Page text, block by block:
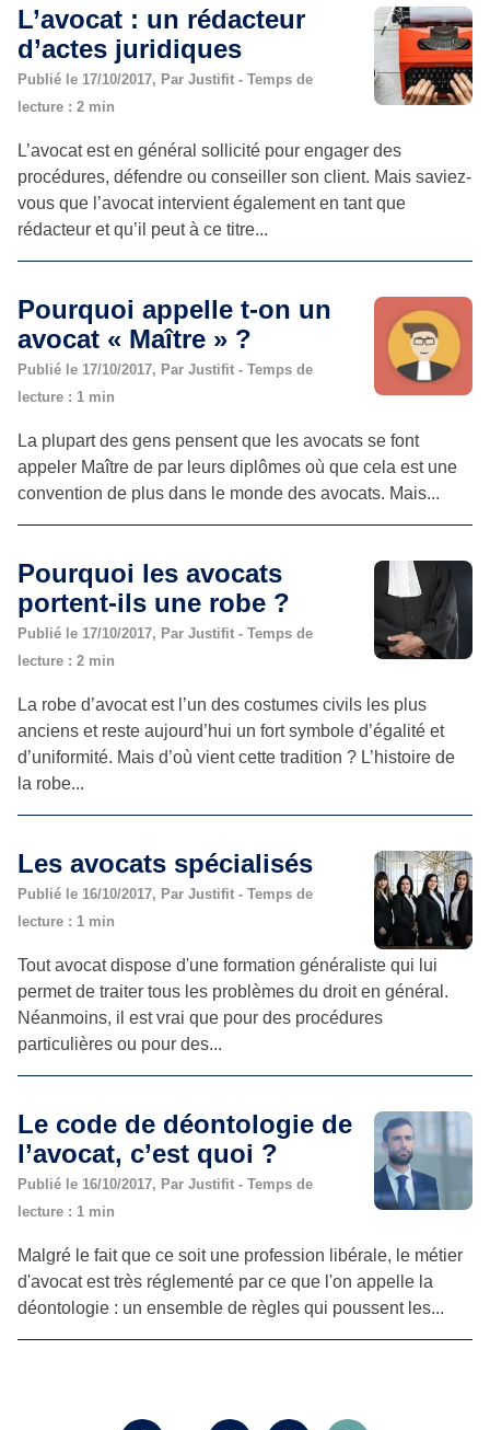
L’avocat : un rédacteur
d’actes juridiques
Publié le 17/10/2017, Par Justifit - Temps de
lecture : 2 min
L’avocat est en général sollicité pour engager des
procédures, défendre ou conseiller son client. Mais saviez-
vous que l’avocat intervient également en tant que
rédacteur et qu’il peut à ce titre...
Pourquoi appelle t-on un
avocat « Maître » ?
Publié le 17/10/2017, Par Justifit - Temps de
lecture : 1 min
La plupart des gens pensent que les avocats se font
appeler Maître de par leurs diplômes où que cela est une
convention de plus dans le monde des avocats. Mais...
Pourquoi les avocats
portent-ils une robe ?
Publié le 17/10/2017, Par Justifit - Temps de
lecture : 2 min
La robe d’avocat est l’un des costumes civils les plus
anciens et reste aujourd’hui un fort symbole d’égalité et
d’uniformité. Mais d’où vient cette tradition ? L’histoire de
la robe...
Les avocats spécialisés
Publié le 16/10/2017, Par Justifit - Temps de
lecture : 1 min
Tout avocat dispose d'une formation généraliste qui lui
permet de traiter tous les problèmes du droit en général.
Néanmoins, il est vrai que pour des procédures
particulières ou pour des...
Le code de déontologie de
l’avocat, c’est quoi ?
Publié le 16/10/2017, Par Justifit - Temps de
lecture : 1 min
Malgré le fait que ce soit une profession libérale, le métier
d'avocat est très réglementé par ce que l'on appelle la
déontologie : un ensemble de règles qui poussent les...